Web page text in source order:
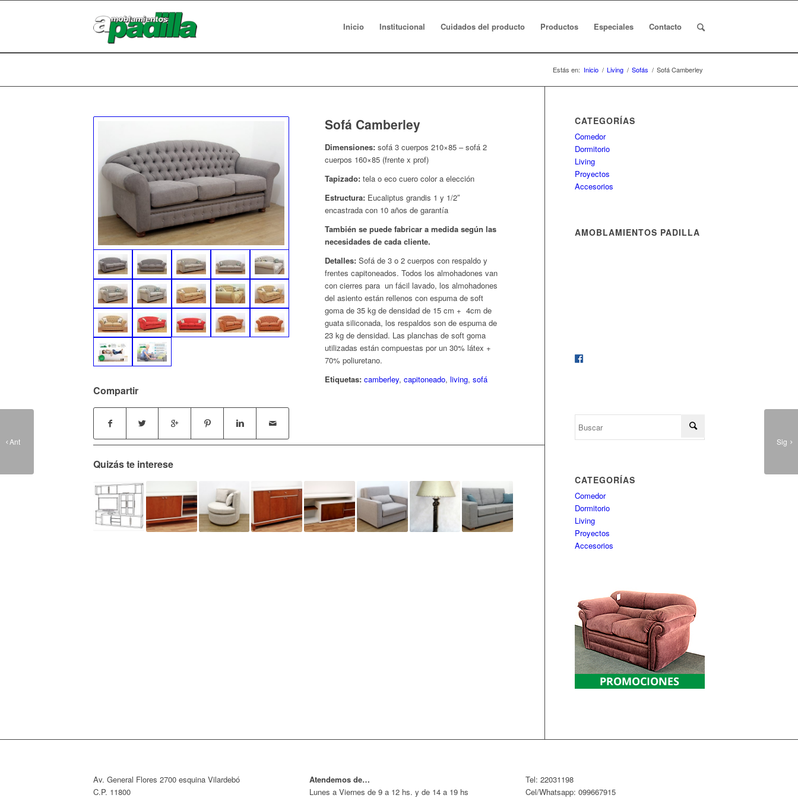
Inicio Institucional Cuidados del producto Productos Especiales Contacto
Estás en: Inicio / Living / Sofás / Sofá Camberley
Compartir
Sofá Camberley
Dimensiones: sofá 3 cuerpos 210×85 – sofá 2
cuerpos 160×85 (frente x prof)
Tapizado: tela o eco cuero color a elección
Estructura: Eucaliptus grandis 1 y 1/2″
encastrada con 10 años de garantía
También se puede fabricar a medida según las
necesidades de cada cliente.
Detalles: Sofá de 3 o 2 cuerpos con respaldo y
frentes capitoneados. Todos los almohadones van
con cierres para un fácil lavado, los almohadones
del asiento están rellenos con espuma de soft
goma de 35 kg de densidad de 15 cm + 4cm de
guata siliconada, los respaldos son de espuma de
23 kg de densidad. Las planchas de soft goma
utilizadas están compuestas por un 30% látex +
70% poliuretano.
Etiquetas: camberley, capitoneado, living, sofá
Quizás te interese
CATEGORÍAS
Comedor
Dormitorio
Living
Proyectos
Accesorios
AMOBLAMIENTOS PADILLA
CATEGORÍAS
Comedor
Dormitorio
Living
Proyectos
Accesorios
Av. General Flores 2700 esquina Vilardebó
C.P. 11800
Atendemos de…
Lunes a Viernes de 9 a 12 hs. y de 14 a 19 hs
Tel: 22031198
Cel/Whatsapp: 099667915
Sig
Ant